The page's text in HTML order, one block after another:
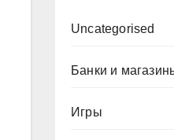
Uncategorised
Банки и
Игры